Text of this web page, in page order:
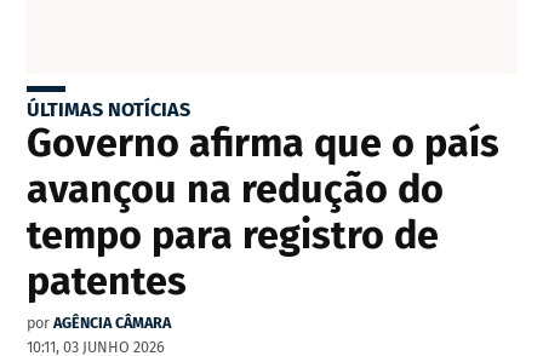
ÚLTIMAS NOTÍCIAS
Governo afirma que o país
avançou na redução do
tempo para registro de
patentes
por AGÊNCIA CÂMARA
10:11, 03 JUNHO 2026